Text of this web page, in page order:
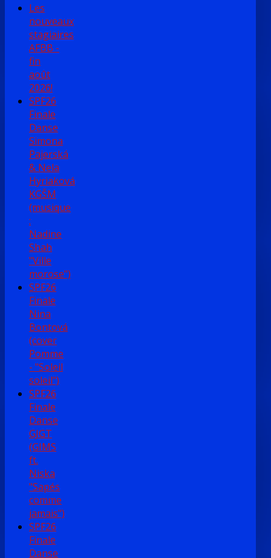
Les
nouveaux
stagiaires
AFBB -
fin
août
2026!
SPF26
Finale
Danse
Simona
Pajerská
& Nela
Hyriaková
KGŠM
(musique
:
Nadine
Shah
"Ville
morose")
SPF26
Finale
Nina
Bontová
(cover
Pomme
- "Soleil
soleil")
SPF26
Finale
Danse
GJGT
(GIMS
ft.
Niska
"Sapés
comme
jamais")
SPF26
Finale
Danse